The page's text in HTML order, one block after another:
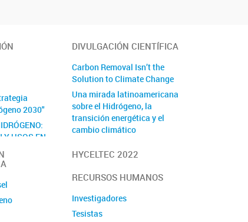
2030"
Y USOS EN
Y EL
-
DIVULGACIÓN CIENTÍFICA
Carbon Removal Isn’t the
Solution to Climate Change
Una mirada latinoamericana
sobre el Hidrógeno, la
transición energética y el
cambio climático
HYCELTEC 2022
RECURSOS HUMANOS
Investigadores
Tesistas